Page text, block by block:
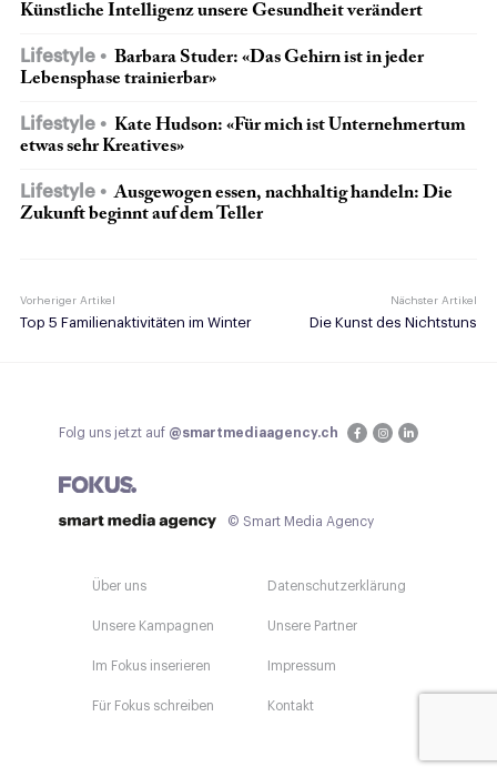
Künstliche Intelligenz unsere Gesundheit verändert
Lifestyle
Barbara Studer: «Das Gehirn ist in jeder
Lebensphase trainierbar»
Lifestyle
Kate Hudson: «Für mich ist Unternehmertum
etwas sehr Kreatives»
Lifestyle
Ausgewogen essen, nachhaltig handeln: Die
Zukunft beginnt auf dem Teller
Vorheriger Artikel
Top 5 Familienaktivitäten im Winter
Nächster Artikel
Die Kunst des Nichtstuns
Folg uns jetzt auf @smartmediaagency.ch
© Smart Media Agency
Über uns
Unsere Kampagnen
Im Fokus inserieren
Für Fokus schreiben
Datenschutzerklärung
Unsere Partner
Impressum
Kontakt